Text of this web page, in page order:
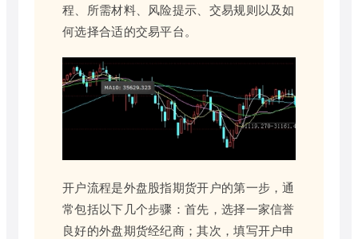
程、所需材料、风险提示、交易规则以及如
何选择合适的交易平台。
开户流程是外盘股指期货开户的第一步，通
常包括以下几个步骤：首先，选择一家信誉
良好的外盘期货经纪商；其次，填写开户申